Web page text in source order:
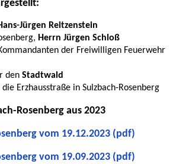
Jürgen Reitzenstein
Herrn Jürgen Schloß
der Freiwilligen Feuerwehr
den Stadtwald
die Erzhausstraße in Sulzbach-Rosenberg
Rosenberg aus 2023
vom 19.12.2023 (pdf)
vom 19.09.2023 (pdf)